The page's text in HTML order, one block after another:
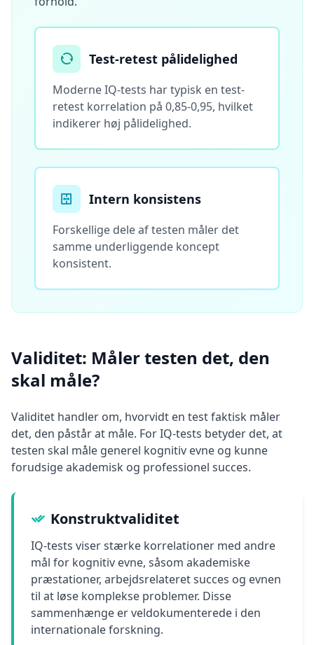
Test-retest pålidelighed
Moderne IQ-tests har typisk en test-
retest korrelation på 0,85-0,95, hvilket
indikerer høj pålidelighed.
Intern konsistens
Forskellige dele af testen måler det
samme underliggende koncept
konsistent.
Validitet: Måler testen det, den
skal måle?
Validitet handler om, hvorvidt en test faktisk måler
det, den påstår at måle. For IQ-tests betyder det, at
testen skal måle generel kognitiv evne og kunne
forudsige akademisk og professionel succes.
Konstruktvaliditet
IQ-tests viser stærke korrelationer med andre
mål for kognitiv evne, såsom akademiske
præstationer, arbejdsrelateret succes og evnen
til at løse komplekse problemer. Disse
sammenhænge er veldokumenterede i den
internationale forskning.